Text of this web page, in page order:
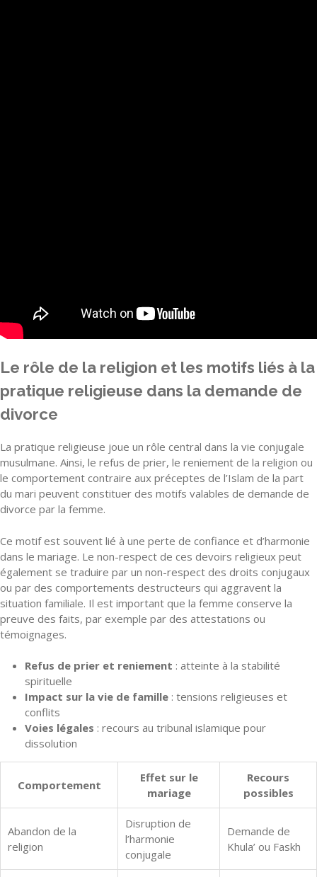
Le rôle de la religion et les motifs liés à la
pratique religieuse dans la demande de
divorce
La pratique religieuse joue un rôle central dans la vie conjugale
musulmane. Ainsi, le refus de prier, le reniement de la religion ou
le comportement contraire aux préceptes de l’Islam de la part
du mari peuvent constituer des motifs valables de demande de
divorce par la femme.
Ce motif est souvent lié à une perte de confiance et d’harmonie
dans le mariage. Le non-respect de ces devoirs religieux peut
également se traduire par un non-respect des droits conjugaux
ou par des comportements destructeurs qui aggravent la
situation familiale. Il est important que la femme conserve la
preuve des faits, par exemple par des attestations ou
témoignages.
Refus de prier et reniement : atteinte à la stabilité
spirituelle
Impact sur la vie de famille : tensions religieuses et
conflits
Voies légales : recours au tribunal islamique pour
dissolution
Comportement
Effet sur le
mariage
Recours
possibles
Abandon de la
religion
Disruption de
l’harmonie
conjugale
Demande de
Khula’ ou Faskh